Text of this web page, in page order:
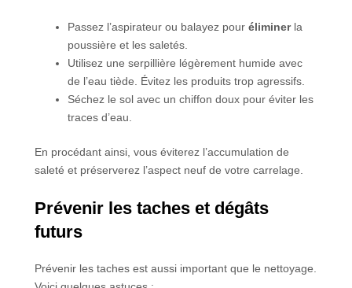
Passez l’aspirateur ou balayez pour éliminerla
poussière et les saletés.
Utilisez une serpillière légèrement humide avec
de l’eau tiède. Évitez les produits trop agressifs.
Séchez le sol avec un chiffon doux pour éviter les
traces d’eau.
En procédant ainsi, vous éviterez l’accumulation de
saleté et préserverez l’aspect neuf de votre carrelage.
Prévenir les taches et dégâts
futurs
Prévenir les taches est aussi important que le nettoyage.